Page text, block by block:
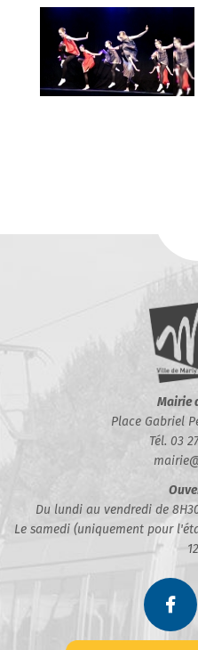
Mairie
Place Gabriel
Tél. 03
Du lundi au vendredi de
Le samedi (uniquement pour